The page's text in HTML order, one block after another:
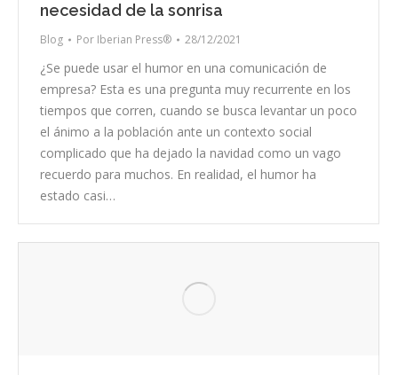
necesidad de la sonrisa
Blog Por Iberian Press® 28/12/2021
¿Se puede usar el humor en una comunicación de
empresa? Esta es una pregunta muy recurrente en los
tiempos que corren, cuando se busca levantar un poco
el ánimo a la población ante un contexto social
complicado que ha dejado la navidad como un vago
recuerdo para muchos. En realidad, el humor ha
estado casi…